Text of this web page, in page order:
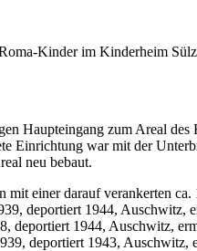
Kinder im Kinderheim Sülz
Haupteingang zum Areal
Einrichtung war mit der
neu bebaut.
mit einer darauf verankerten
deportiert 1944, Auschwitz,
deportiert 1944, Auschwitz,
deportiert 1943, Auschwitz,